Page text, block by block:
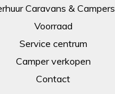
Caravans & Campers
Voorraad
Service centrum
Camper verkopen
Contact